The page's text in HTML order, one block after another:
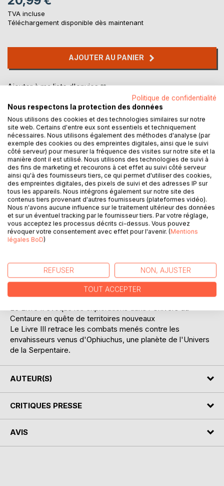
TVA incluse
Téléchargement disponible dès maintenant
AJOUTER AU PANIER
Ajouter à ma liste d'envies
DESCRIPTION
La guerre sévit sur Rigil Kentarus obligeant les clans alliés à
s'unir contre les hordes monstrueuses du Seigneur
Sombre.
La ballade la plus célèbre chante la passion unissant
Henriè, Seigneur de Guerre-Aigle, et Laurie, Princesse des
instaurer la paix et l'harmonie sur Rigil Kentarus.
Le Livre I retrace ces moments de lutte et la venue du Fils
du Futur ainsi que sa recherche des survivants de la Guerre
des Plaines
Le Livre II évoque les explorations dans l'Univers du
Centaure en quête de territoires nouveaux
Le Livre III retrace les combats menés contre les
envahisseurs venus d'Ophiuchus, une planète de l'Univers
de la Serpentaire.
AUTEUR(S)
CRITIQUES PRESSE
AVIS
Politique de confidentialité
Nous respectons la protection des données
Nous utilisons des cookies et des technologies similaires sur notre
site web. Certains d'entre eux sont essentiels et techniquement
nécessaires. Nous utilisons également des méthodes d'analyse (par
exemple des cookies ou des empreintes digitales, ainsi que le suivi
côté serveur) pour mesurer la fréquence des visites sur notre site et la
manière dont il est utilisé. Nous utilisons des technologies de suivi à
des fins de marketing et recourons à cet effet au suivi côté serveur
ainsi qu'à des fournisseurs tiers, ce qui permet d'utiliser des cookies,
des empreintes digitales, des pixels de suivi et des adresses IP sur
tous les appareils. Nous intégrons également sur notre site des
contenus tiers provenant d'autres fournisseurs (plateformes vidéo).
Nous n'avons aucune influence sur le traitement ultérieur des données
et sur un éventuel tracking par le fournisseur tiers. Par votre réglage,
vous acceptez les processus décrits ci-dessus. Vous pouvez
révoquer votre consentement avec effet pour l'avenir. (Mentions
légales BoD)
REFUSER NON, AJUSTER
TOUT ACCEPTER